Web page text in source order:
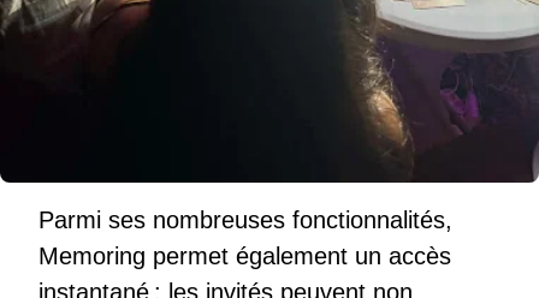
Parmi ses nombreuses fonctionnalités,
Memoring permet également un accès
instantané : les invités peuvent non